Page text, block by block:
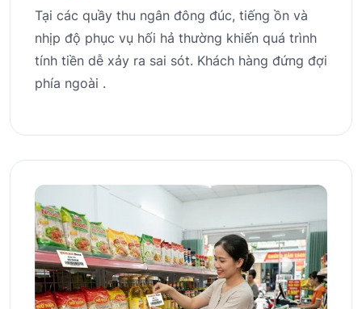
Tại các quầy thu ngân đông đúc, tiếng ồn và
nhịp độ phục vụ hối hả thường khiến quá trình
tính tiền dễ xảy ra sai sót. Khách hàng đứng đợi
phía ngoài .